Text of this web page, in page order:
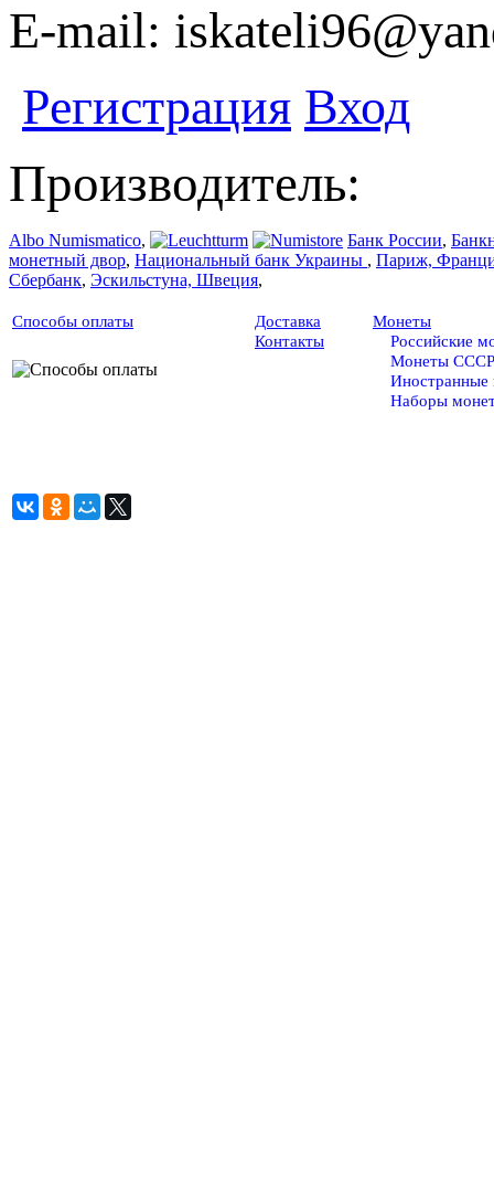
E-mail:
Регистрация Вход
Производитель:
Albo Numismatico, Банк России,
монетный двор, Национальный банк Украины , Париж,
Сбербанк, Эскильстуна, Швеция,
Способы оплаты
Доставка
Контакты
Монеты
Российские
Монеты СССР
Иностранные
Наборы